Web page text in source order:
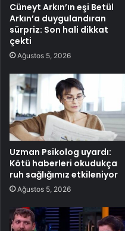
Cüneyt Arkın’ın eşi Betül
Arkın’a duygulandıran
sürpriz: Son hali dikkat
çekti
Ağustos 5, 2026
Uzman Psikolog uyardı:
Kötü haberleri okudukça
ruh sağlığımız etkileniyor
Ağustos 5, 2026